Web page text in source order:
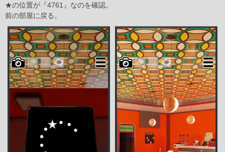
★の位置が『4761』なのを確認。
前の部屋に戻る。